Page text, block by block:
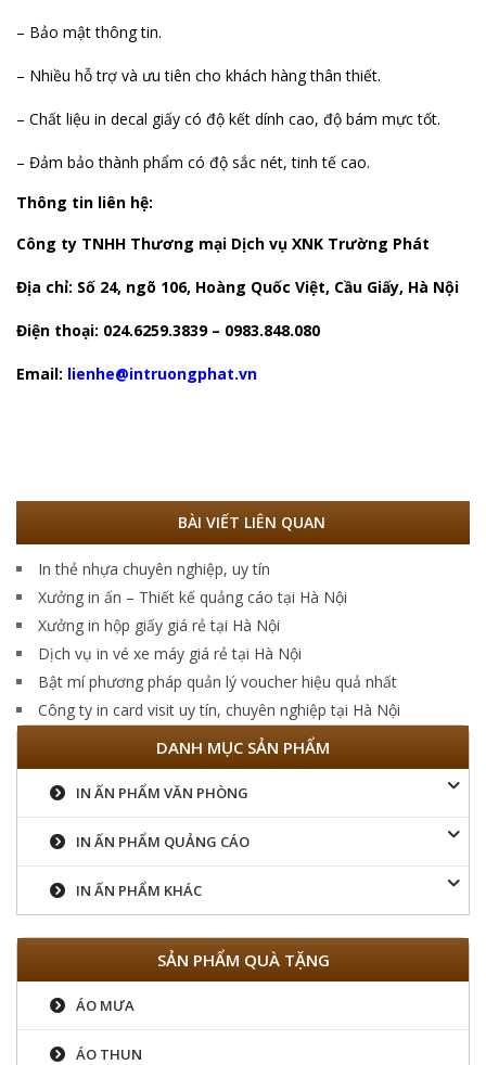
– Bảo mật thông tin.
– Nhiều hỗ trợ và ưu tiên cho khách hàng thân thiết.
– Chất liệu in decal giấy có độ kết dính cao, độ bám mực tốt.
– Đảm bảo thành phẩm có độ sắc nét, tinh tế cao.
Thông tin liên hệ:
Công ty TNHH Thương mại Dịch vụ XNK Trường Phát
Địa chỉ: Số 24, ngõ 106, Hoàng Quốc Việt, Cầu Giấy, Hà Nội
Điện thoại: 024.6259.3839 – 0983.848.080
Email: lienhe@intruongphat.vn
BÀI VIẾT LIÊN QUAN
In thẻ nhựa chuyên nghiệp, uy tín
Xưởng in ấn – Thiết kế quảng cáo tại Hà Nội
Xưởng in hộp giấy giá rẻ tại Hà Nội
Dịch vụ in vé xe máy giá rẻ tại Hà Nội
Bật mí phương pháp quản lý voucher hiệu quả nhất
Công ty in card visit uy tín, chuyên nghiệp tại Hà Nội
DANH MỤC SẢN PHẨM
IN ẤN PHẨM VĂN PHÒNG
IN ẤN PHẨM QUẢNG CÁO
IN ẤN PHẨM KHÁC
SẢN PHẨM QUÀ TẶNG
ÁO MƯA
ÁO THUN